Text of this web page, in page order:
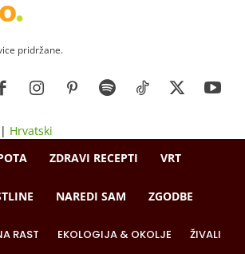
pridržane.
| Hrvatski
ZDRAVI RECEPTI VRT
NAREDI SAM ZGODBE
RAST EKOLOGIJA & OKOLJE ŽIVALI